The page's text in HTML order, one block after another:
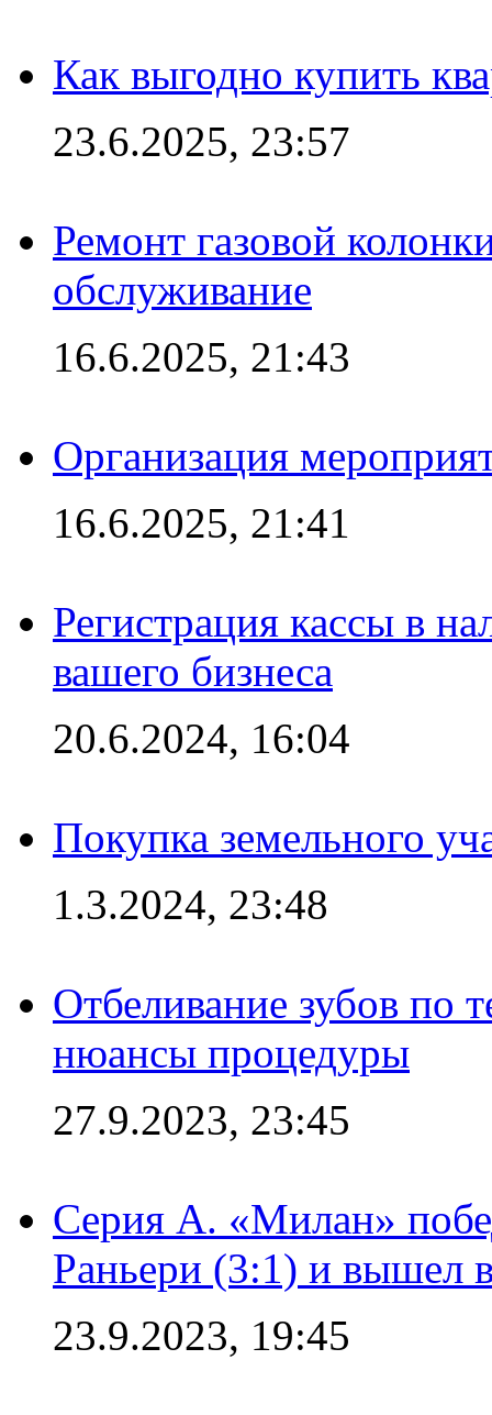
Как выгодно купить
23.6.2025, 23:57
Ремонт газовой
обслуживание
16.6.2025, 21:43
Организация
16.6.2025, 21:41
Регистрация кассы в
вашего бизнеса
20.6.2024, 16:04
Покупка земельного
1.3.2024, 23:48
Отбеливание зубов по
нюансы процедуры
27.9.2023, 23:45
Серия А. «Милан»
Раньери (3:1) и вышел
23.9.2023, 19:45